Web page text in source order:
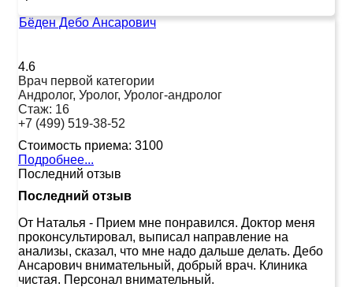
Бёден Дебо Ансарович
4.6
Врач первой категории
Андролог, Уролог, Уролог-андролог
Стаж: 16
+7 (499) 519-38-52
Стоимость приема: 3100
Подробнее...
Последний отзыв
Последний отзыв
От Наталья - Прием мне понравился. Доктор меня
проконсультировал, выписал направление на
анализы, сказал, что мне надо дальше делать. Дебо
Ансарович внимательный, добрый врач. Клиника
чистая. Персонал внимательный.